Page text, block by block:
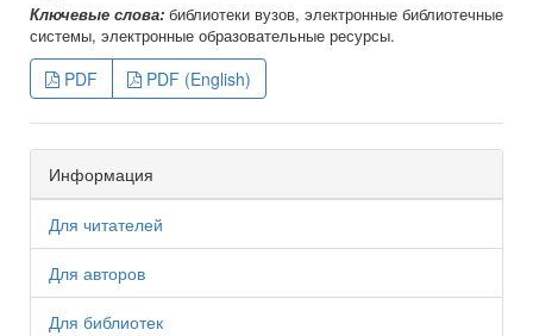
Ключевые слова: библиотеки вузов, электронные библиотечные
системы, электронные образовательные ресурсы.
PDF PDF (English)
Информация
Для читателей
Для авторов
Для библиотек